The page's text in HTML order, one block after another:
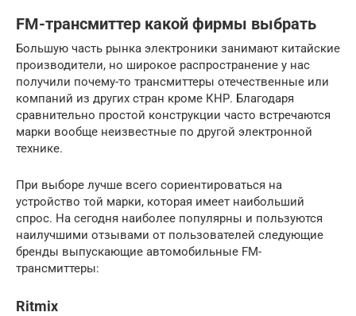
FM-трансмиттер какой фирмы выбрать
Большую часть рынка электроники занимают китайские
производители, но широкое распространение у нас
получили почему-то трансмиттеры отечественные или
компаний из других стран кроме КНР. Благодаря
сравнительно простой конструкции часто встречаются
марки вообще неизвестные по другой электронной
технике.
При выборе лучше всего сориентироваться на
устройство той марки, которая имеет наибольший
спрос. На сегодня наиболее популярны и пользуются
наилучшими отзывами от пользователей следующие
бренды выпускающие автомобильные FM-
трансмиттеры:
Ritmix